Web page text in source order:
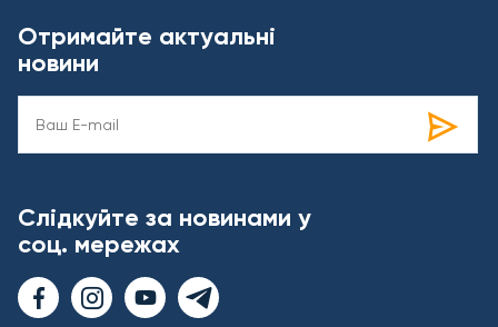
Отримайте актуальні
новини
Слідкуйте за новинами у
соц. мережах